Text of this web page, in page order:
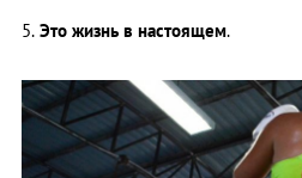
5. Это жизнь в настоящем.